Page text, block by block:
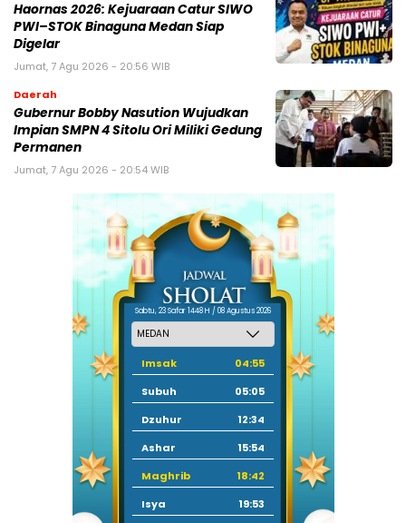
Haornas 2026: Kejuaraan Catur SIWO
PWI–STOK Binaguna Medan Siap
Digelar
Jumat, 7 Agu 2026 - 20:56 WIB
Daerah
Gubernur Bobby Nasution Wujudkan
Impian SMPN 4 Sitolu Ori Miliki Gedung
Permanen
Jumat, 7 Agu 2026 - 20:54 WIB
Sabtu, 23 Safar 1448 H / 08 Agustus 2026
Imsak
04:55
Subuh
05:05
Dzuhur
12:34
Ashar
15:54
Maghrib
18:42
Isya
19:53